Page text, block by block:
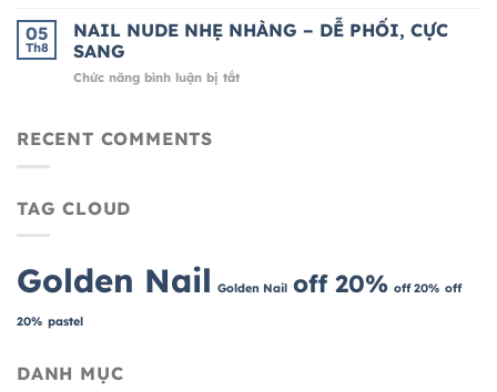
NÀNG
XÚC
SAU
05
Th8
NAIL NUDE NHẸ NHÀNG – DỄ PHỐI, CỰC
SANG
Chức năng bình luận bị tắtở
RECENT COMMENTS
TAG CLOUD
Golden Nail Golden Nail off 20% off 20% off
20% pastel
DANH MỤC